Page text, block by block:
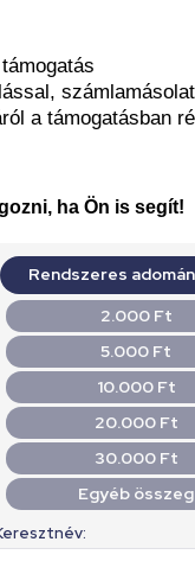
a támogatásban
ha Ön is segít!